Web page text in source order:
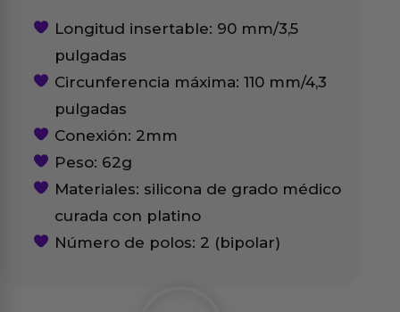
Longitud insertable: 90 mm/3,5
pulgadas
Circunferencia máxima: 110 mm/4,3
pulgadas
Conexión: 2mm
Peso: 62g
Materiales: silicona de grado médico
curada con platino
Número de polos: 2 (bipolar)